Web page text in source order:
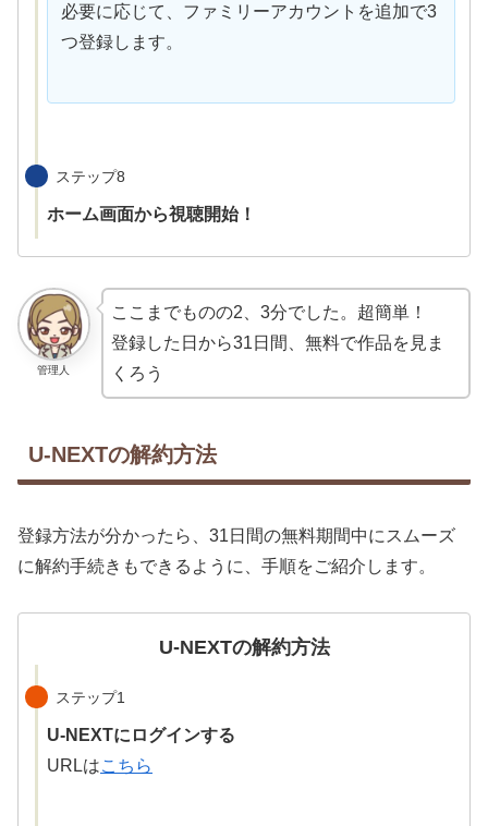
必要に応じて、ファミリーアカウントを追加で3
つ登録します。
ステップ8
ホーム画面から視聴開始！
管理人
ここまでものの2、3分でした。超簡単！
登録した日から31日間、無料で作品を見ま
くろう
U-NEXTの解約方法
登録方法が分かったら、31日間の無料期間中にスムーズ
に解約手続きもできるように、手順をご紹介します。
U-NEXTの解約方法
ステップ1
U-NEXTにログインする
URLはこちら